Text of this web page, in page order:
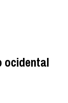
ocidental